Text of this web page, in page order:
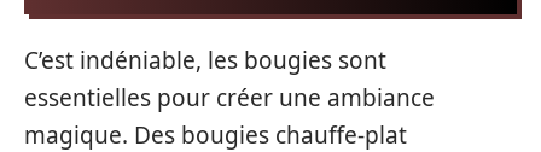
C’est indéniable, les bougies sont
essentielles pour créer une ambiance
magique. Des bougies chauffe-plat